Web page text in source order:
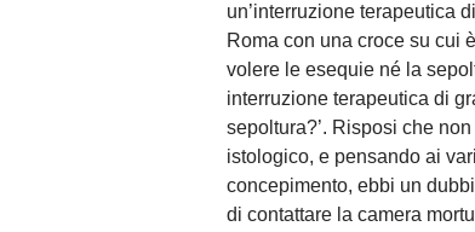
un’interruzione terapeutica
Roma con una croce su cui
volere le esequie né la
interruzione terapeutica di
sepoltura?’. Risposi che
istologico, e pensando ai
concepimento, ebbi un
di contattare la camera